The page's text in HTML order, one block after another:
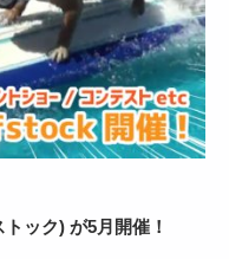
ック) が5月開催！